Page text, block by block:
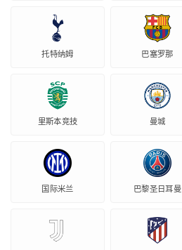
托特纳姆 巴塞罗那
里斯本竞技 曼城
国际米兰 巴黎圣日耳曼